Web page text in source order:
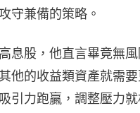
守兼備的策略。
息股，他直言畢竟無
他的收益類資產就需
引力跑贏，調整壓力就